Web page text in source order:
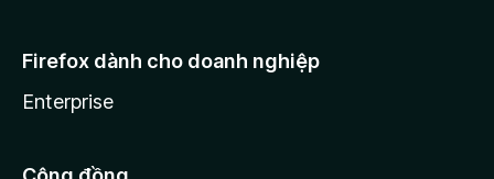
Firefox dành cho doanh nghiệp
Enterprise